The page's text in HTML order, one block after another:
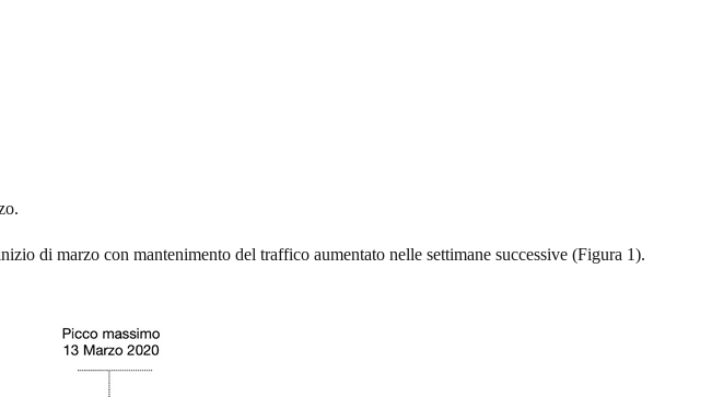
di marzo con mantenimento del traffico aumentato nelle settimane successive (Figura 1).